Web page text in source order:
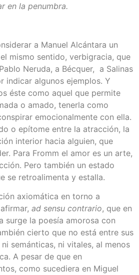
en la penumbra.
a Manuel Alcántara un
mismo sentido, verbigracia, que
Neruda, a Bécquer, a Salinas
indicar algunos ejemplos. Y
éste como aquel que permite
o amado, tenerla como
emocionalmente con ella.
o epítome entre la atracción, la
interior hacia alguien, que
Para Fromm el amor es un arte,
Pero también un estado
se retroalimenta y estalla.
axiomática en torno a
ad sensu contrario, que en
surge la poesía amorosa con
cierto que no está entre sus
semánticas, ni vitales, al menos
A pesar de que en
como sucediera en Miguel